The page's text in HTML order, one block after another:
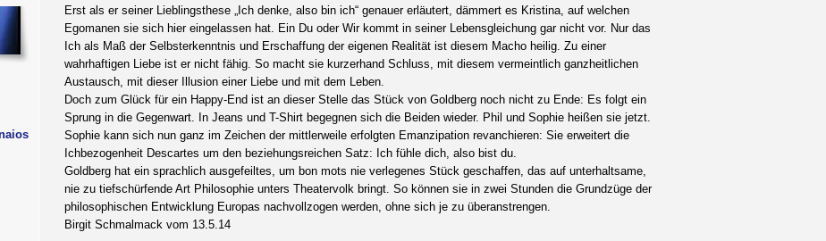
Erst als er seiner Lieblingsthese „Ich denke, also bin ich“ genauer erläutert, dämmert es Kristina, auf welchen
Egomanen sie sich hier eingelassen hat. Ein Du oder Wir kommt in seiner Lebensgleichung gar nicht vor. Nur das
Ich als Maß der Selbsterkenntnis und Erschaffung der eigenen Realität ist diesem Macho heilig. Zu einer
wahrhaftigen Liebe ist er nicht fähig. So macht sie kurzerhand Schluss, mit diesem vermeintlich ganzheitlichen
Austausch, mit dieser Illusion einer Liebe und mit dem Leben.
Doch zum Glück für ein Happy-End ist an dieser Stelle das Stück von Goldberg noch nicht zu Ende: Es folgt ein
Sprung in die Gegenwart. In Jeans und T-Shirt begegnen sich die Beiden wieder. Phil und Sophie heißen sie jetzt.
Sophie kann sich nun ganz im Zeichen der mittlerweile erfolgten Emanzipation revanchieren: Sie erweitert die
Ichbezogenheit Descartes um den beziehungsreichen Satz: Ich fühle dich, also bist du.
Goldberg hat ein sprachlich ausgefeiltes, um bon mots nie verlegenes Stück geschaffen, das auf unterhaltsame,
nie zu tiefschürfende Art Philosophie unters Theatervolk bringt. So können sie in zwei Stunden die Grundzüge der
philosophischen Entwicklung Europas nachvollzogen werden, ohne sich je zu überanstrengen.
Birgit Schmalmack vom 13.5.14